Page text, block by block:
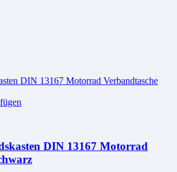
DIN 13167 Motorrad